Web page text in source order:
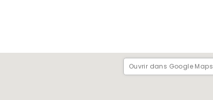
Ouvrir dans Google Maps